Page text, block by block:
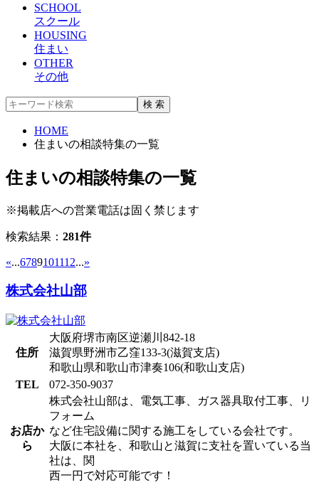
SCHOOL
スクール
HOUSING
住まい
OTHER
その他
HOME
住まいの相談特集の一覧
住まいの相談特集の一覧
※掲載店への営業電話は固く禁じます
検索結果： 281件
«...6789101112...»
株式会社山部
住所
大阪府堺市南区逆瀬川842-18
滋賀県野洲市乙窪133-3(滋賀支店)
和歌山県和歌山市津奏106(和歌山支店)
TEL
072-350-9037
お店か
ら
株式会社山部は、電気工事、ガス器具取付工事、リ
フォーム
など住宅設備に関する施工をしている会社です。
大阪に本社を、和歌山と滋賀に支社を置いている当
社は、関
西一円で対応可能です！